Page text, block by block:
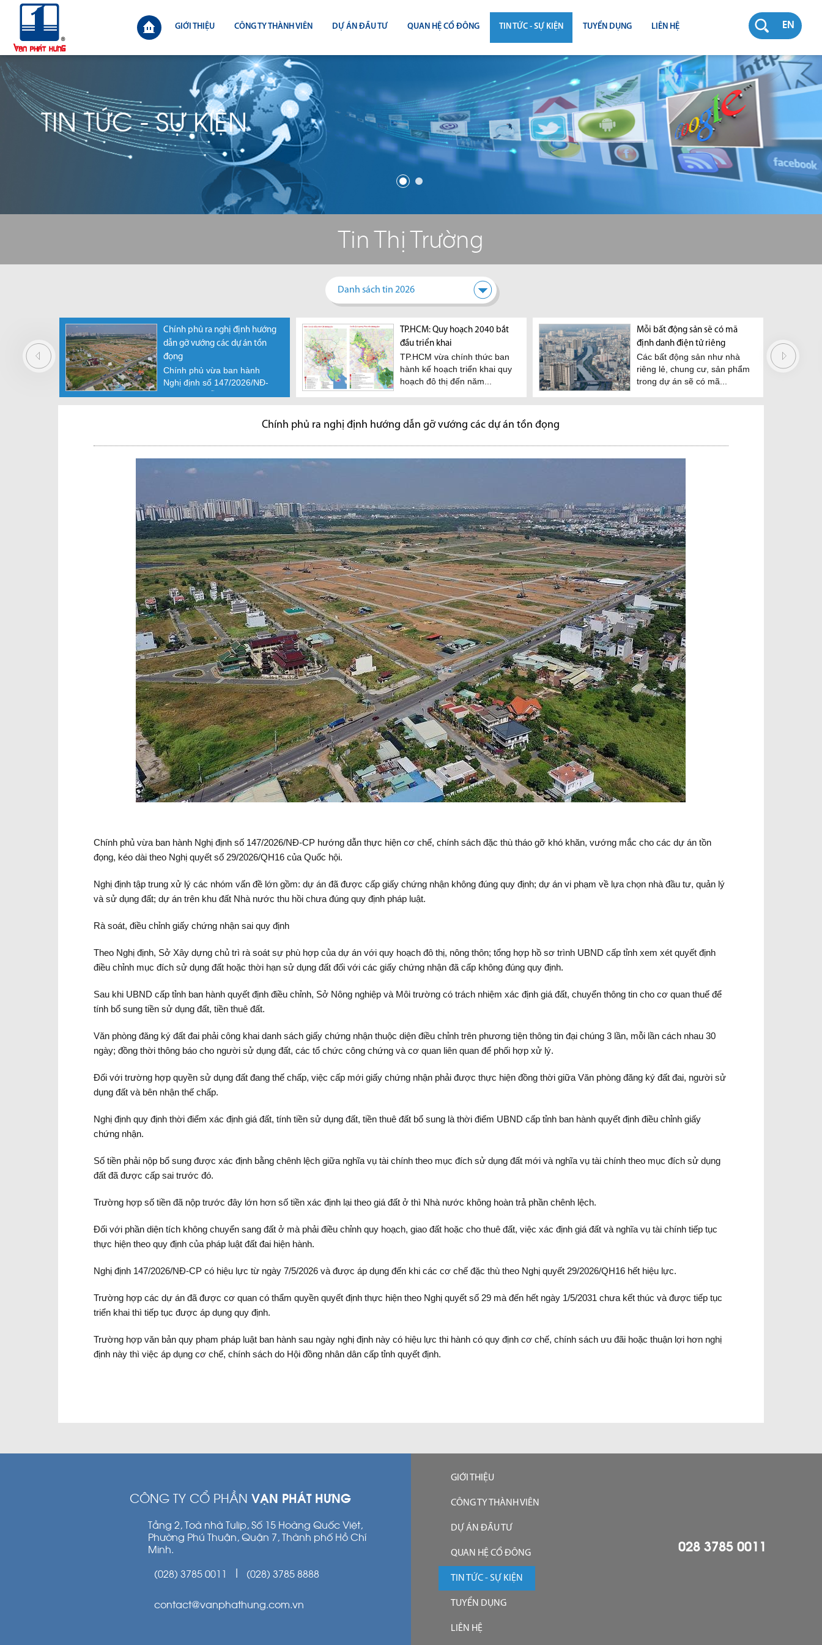
EN
GIỚI THIỆU CÔNG TY THÀNH VIÊN DỰ ÁN ĐẦU TƯ QUAN HỆ CỔ ĐÔNG
ĐẠI HỘI ĐỒNG CỔ ĐÔNG
BÁO CÁO THƯỜNG NIÊN
BÁO CÁO TÀI CHÍNH
TIN TỨC - SỰ KIỆN
TIN THỊ TRƯỜNG
TIN DỰ ÁN
TIN CÔNG TY
TUYỂN DỤNG LIÊN HỆ
TIN TỨC - SỰ KIỆN
Tin Thị Trường
Danh sách tin 2026
Chính phủ ra nghị định hướng
dẫn gỡ vướng các dự án tồn
đọng
Chính phủ vừa ban hành
Nghị định số 147/2026/NĐ-
TP.HCM: Quy hoạch 2040 bắt
đầu triển khai
TP.HCM vừa chính thức ban
hành kế hoạch triển khai quy
hoạch đô thị đến năm...
Mỗi bất động sản sẽ có mã
định danh điện tử riêng
Các bất động sản như nhà
riêng lẻ, chung cư, sản phẩm
trong dự án sẽ có mã...
Chính phủ ra nghị định hướng dẫn gỡ vướng các dự án tồn đọng
Chính phủ vừa ban hành Nghị định số 147/2026/NĐ-CP hướng dẫn thực hiện cơ chế, chính sách đặc thù tháo gỡ khó khăn, vướng mắc cho các dự án tồn
đọng, kéo dài theo Nghị quyết số 29/2026/QH16 của Quốc hội.
Nghị định tập trung xử lý các nhóm vấn đề lớn gồm: dự án đã được cấp giấy chứng nhận không đúng quy định; dự án vi phạm về lựa chọn nhà đầu tư, quản lý
và sử dụng đất; dự án trên khu đất Nhà nước thu hồi chưa đúng quy định pháp luật.
Rà soát, điều chỉnh giấy chứng nhận sai quy định
Theo Nghị định, Sở Xây dựng chủ trì rà soát sự phù hợp của dự án với quy hoạch đô thị, nông thôn; tổng hợp hồ sơ trình UBND cấp tỉnh xem xét quyết định
điều chỉnh mục đích sử dụng đất hoặc thời hạn sử dụng đất đối với các giấy chứng nhận đã cấp không đúng quy định.
Sau khi UBND cấp tỉnh ban hành quyết định điều chỉnh, Sở Nông nghiệp và Môi trường có trách nhiệm xác định giá đất, chuyển thông tin cho cơ quan thuế để
tính bổ sung tiền sử dụng đất, tiền thuê đất.
Văn phòng đăng ký đất đai phải công khai danh sách giấy chứng nhận thuộc diện điều chỉnh trên phương tiện thông tin đại chúng 3 lần, mỗi lần cách nhau 30
ngày; đồng thời thông báo cho người sử dụng đất, các tổ chức công chứng và cơ quan liên quan để phối hợp xử lý.
Đối với trường hợp quyền sử dụng đất đang thế chấp, việc cấp mới giấy chứng nhận phải được thực hiện đồng thời giữa Văn phòng đăng ký đất đai, người sử
dụng đất và bên nhận thế chấp.
Nghị định quy định thời điểm xác định giá đất, tính tiền sử dụng đất, tiền thuê đất bổ sung là thời điểm UBND cấp tỉnh ban hành quyết định điều chỉnh giấy
chứng nhận.
Số tiền phải nộp bổ sung được xác định bằng chênh lệch giữa nghĩa vụ tài chính theo mục đích sử dụng đất mới và nghĩa vụ tài chính theo mục đích sử dụng
đất đã được cấp sai trước đó.
Trường hợp số tiền đã nộp trước đây lớn hơn số tiền xác định lại theo giá đất ở thì Nhà nước không hoàn trả phần chênh lệch.
Đối với phần diện tích không chuyển sang đất ở mà phải điều chỉnh quy hoạch, giao đất hoặc cho thuê đất, việc xác định giá đất và nghĩa vụ tài chính tiếp tục
thực hiện theo quy định của pháp luật đất đai hiện hành.
Nghị định 147/2026/NĐ-CP có hiệu lực từ ngày 7/5/2026 và được áp dụng đến khi các cơ chế đặc thù theo Nghị quyết 29/2026/QH16 hết hiệu lực.
Trường hợp các dự án đã được cơ quan có thẩm quyền quyết định thực hiện theo Nghị quyết số 29 mà đến hết ngày 1/5/2031 chưa kết thúc và được tiếp tục
triển khai thì tiếp tục được áp dụng quy định.
Trường hợp văn bản quy phạm pháp luật ban hành sau ngày nghị định này có hiệu lực thi hành có quy định cơ chế, chính sách ưu đãi hoặc thuận lợi hơn nghị
định này thì việc áp dụng cơ chế, chính sách do Hội đồng nhân dân cấp tỉnh quyết định.
CÔNG TY CỔ PHẦN VẠN PHÁT HƯNG
Tầng 2, Toà nhà Tulip, Số 15 Hoàng Quốc Việt,
Phường Phú Thuận, Quận 7, Thành phố Hồ Chí
Minh.
(028) 3785 0011
(028) 3785 8888
contact@vanphathung.com.vn
GIỚI THIỆU
CÔNG TY THÀNH VIÊN
DỰ ÁN ĐẦU TƯ
QUAN HỆ CỔ ĐÔNG
TIN TỨC - SỰ KIỆN
TUYỂN DỤNG
LIÊN HỆ
028 3785 0011